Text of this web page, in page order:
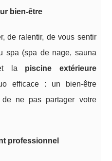
bien-être
de ralentir, de vous sentir
spa (spa de nage, sauna
et la piscine extérieure
efficace : un bien-être
ne pas partager votre
professionnel